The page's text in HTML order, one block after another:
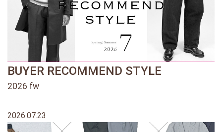
BUYER RECOMMEND STYLE
2026 fw
2026.07.23